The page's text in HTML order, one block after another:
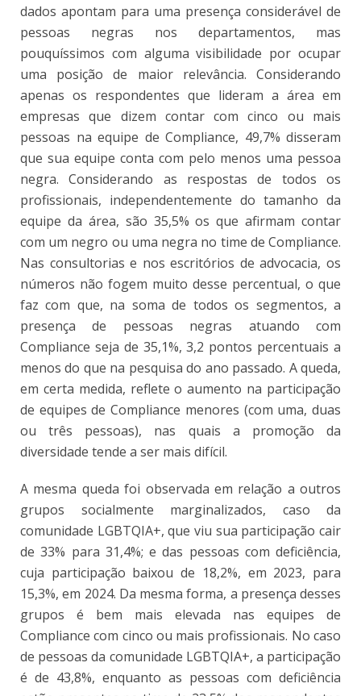
dados apontam para uma presença considerável de
pessoas negras nos departamentos, mas
pouquíssimos com alguma visibilidade por ocupar
uma posição de maior relevância. Considerando
apenas os respondentes que lideram a área em
empresas que dizem contar com cinco ou mais
pessoas na equipe de Compliance, 49,7% disseram
que sua equipe conta com pelo menos uma pessoa
negra. Considerando as respostas de todos os
profissionais, independentemente do tamanho da
equipe da área, são 35,5% os que afirmam contar
com um negro ou uma negra no time de Compliance.
Nas consultorias e nos escritórios de advocacia, os
números não fogem muito desse percentual, o que
faz com que, na soma de todos os segmentos, a
presença de pessoas negras atuando com
Compliance seja de 35,1%, 3,2 pontos percentuais a
menos do que na pesquisa do ano passado. A queda,
em certa medida, reflete o aumento na participação
de equipes de Compliance menores (com uma, duas
ou três pessoas), nas quais a promoção da
diversidade tende a ser mais difícil.
A mesma queda foi observada em relação a outros
grupos socialmente marginalizados, caso da
comunidade LGBTQIA+, que viu sua participação cair
de 33% para 31,4%; e das pessoas com deficiência,
cuja participação baixou de 18,2%, em 2023, para
15,3%, em 2024. Da mesma forma, a presença desses
grupos é bem mais elevada nas equipes de
Compliance com cinco ou mais profissionais. No caso
de pessoas da comunidade LGBTQIA+, a participação
é de 43,8%, enquanto as pessoas com deficiência